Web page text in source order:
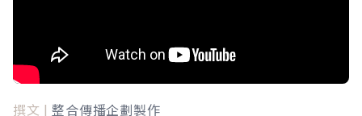
撰文 | 整合傳播企劃製作